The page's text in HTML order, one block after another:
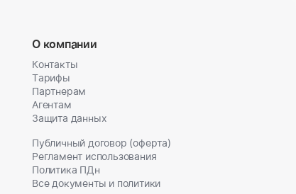
О компании
Контакты
Тарифы
Партнерам
Агентам
Защита данных
Публичный договор (оферта)
Регламент использования
Политика ПДн
Все документы и политики